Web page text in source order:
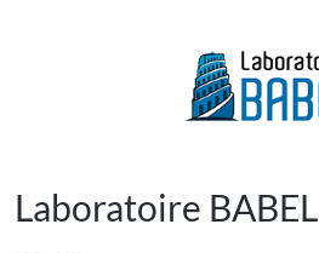
Laboratoire BABEL